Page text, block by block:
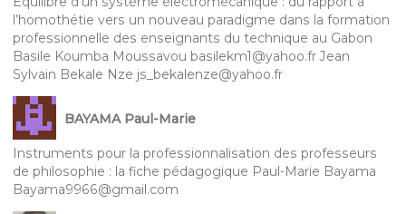
l’homothétie vers un nouveau paradigme dans la formation
professionnelle des enseignants du technique au Gabon
Basile Koumba Moussavou basilekm1@yahoo.fr Jean
Sylvain Bekale Nze js_bekalenze@yahoo.fr
BAYAMA Paul-Marie
Instruments pour la professionnalisation des professeurs
de philosophie : la fiche pédagogique Paul-Marie Bayama
Bayama9966@gmail.com